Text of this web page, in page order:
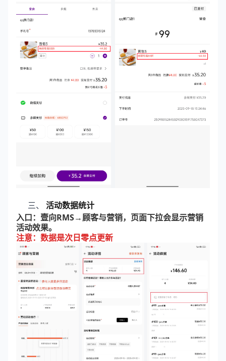
三、 活动数据统计
入口：壹向RMS→顾客与营销，页面下拉会显示营销
活动效果。
注意：数据是次日零点更新